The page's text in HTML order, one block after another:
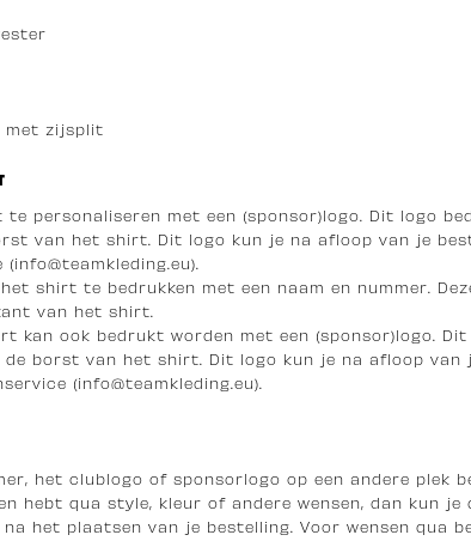
met zijsplit
personaliseren met een (sponsor)logo. Dit logo
van het shirt. Dit logo kun je na afloop van je
shirt te bedrukken met een naam en nummer.
van het shirt.
kan ook bedrukt worden met een (sponsor)logo. Dit
borst van het shirt. Dit logo kun je na afloop van
(info@teamkleding.eu).
het clublogo of sponsorlogo op een andere plek
hebt qua style, kleur of andere wensen, dan kun
het plaatsen van je bestelling. Voor wensen qua